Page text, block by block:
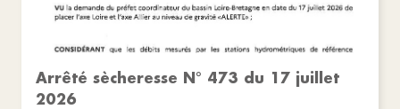
Arrêté sècheresse N° 473 du 17 juillet
2026